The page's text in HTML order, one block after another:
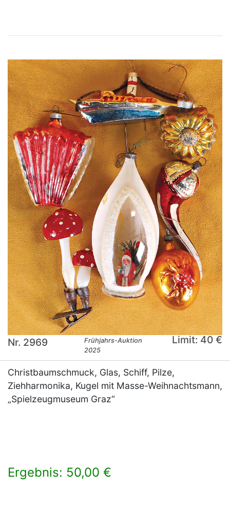
Nr. 2969
Frühjahrs-Auktion
2025
Limit: 40 €
Christbaumschmuck, Glas, Schiff, Pilze,
Ziehharmonika, Kugel mit Masse-Weihnachtsmann,
„Spielzeugmuseum Graz“
Ergebnis: 50,00 €